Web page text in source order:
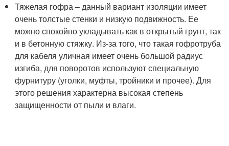
Тяжелая гофра – данный вариант изоляции имеет
очень толстые стенки и низкую подвижность. Ее
можно спокойно укладывать как в открытый грунт, так
и в бетонную стяжку. Из-за того, что такая гофротруба
для кабеля уличная имеет очень большой радиус
изгиба, для поворотов используют специальную
фурнитуру (уголки, муфты, тройники и прочее). Для
этого решения характерна высокая степень
защищенности от пыли и влаги.